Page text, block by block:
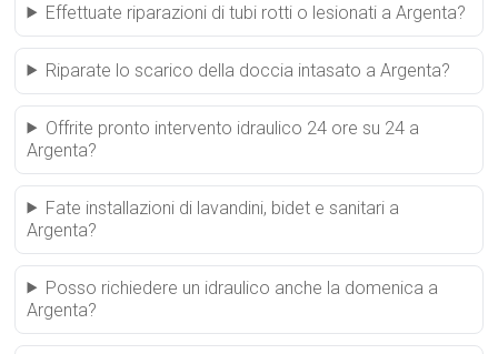
Effettuate riparazioni di tubi rotti o lesionati a Argenta?
Riparate lo scarico della doccia intasato a Argenta?
Offrite pronto intervento idraulico 24 ore su 24 a
Argenta?
Fate installazioni di lavandini, bidet e sanitari a
Argenta?
Posso richiedere un idraulico anche la domenica a
Argenta?